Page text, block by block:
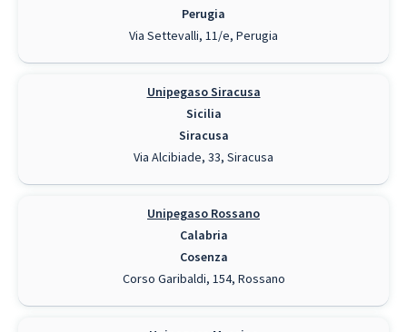
Perugia
Via Settevalli, 11/e, Perugia
Unipegaso Siracusa
Sicilia
Siracusa
Via Alcibiade, 33, Siracusa
Unipegaso Rossano
Calabria
Cosenza
Corso Garibaldi, 154, Rossano